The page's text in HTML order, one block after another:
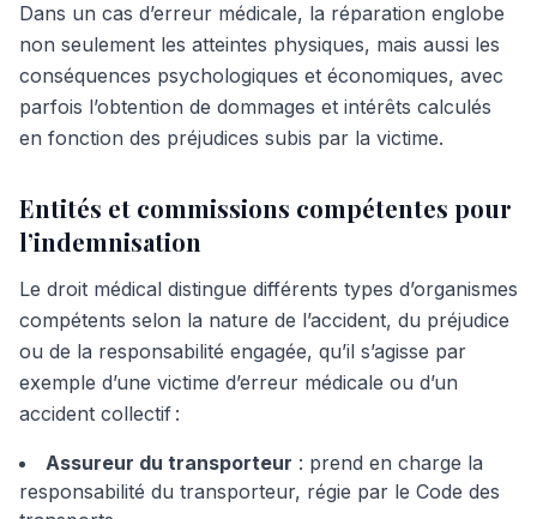
Dans un cas d’erreur médicale, la réparation englobe
non seulement les atteintes physiques, mais aussi les
conséquences psychologiques et économiques, avec
parfois l’obtention de dommages et intérêts calculés
en fonction des préjudices subis par la victime.
Entités et commissions compétentes pour
l’indemnisation
Le droit médical distingue différents types d’organismes
compétents selon la nature de l’accident, du préjudice
ou de la responsabilité engagée, qu’il s’agisse par
exemple d’une victime d’erreur médicale ou d’un
accident collectif :
Assureur du transporteur : prend en charge la
responsabilité du transporteur, régie par le Code des